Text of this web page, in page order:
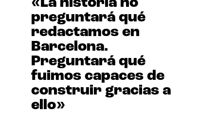
«La historia no
preguntará qué
redactamos en
Barcelona.
Preguntará qué
fuimos capaces de
construir gracias a
ello»